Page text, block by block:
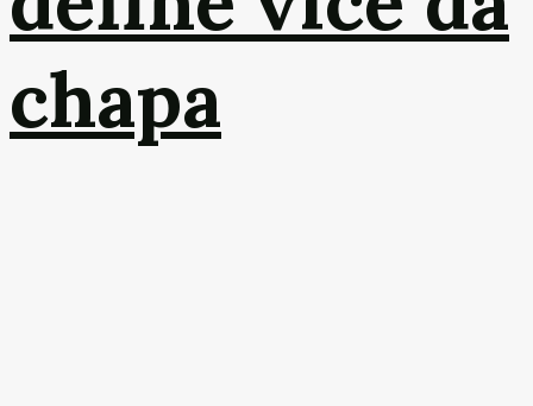
chapa